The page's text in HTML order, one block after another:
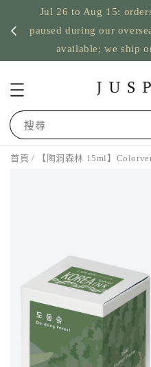
Jul 26 to Aug 15:
paused during our
available; we ship
搜尋
首頁 / 【陶洞森林 15ml】